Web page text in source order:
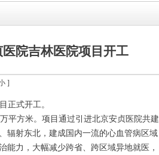
院吉林医院项目开工
]
正式开工。
平方米。项目通过引进北京安贞医院共建
辐射东北，建成国内一流的心血管病区域
能力，大幅减少跨省、跨区域异地就医，